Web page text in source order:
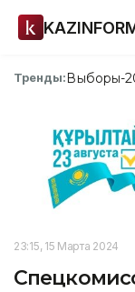
Тренды:Выборы-
23:15, 15 Марта 2024